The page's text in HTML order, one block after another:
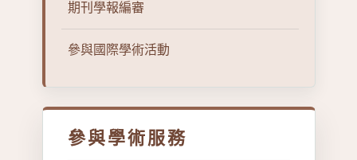
期刊學報編審
參與國際學術活動
參與學術服務